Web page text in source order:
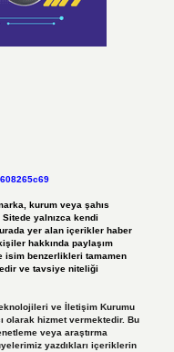
kurum veya şahıs
yalnızca kendi
yer alan içerikler haber
hakkında paylaşım
isim benzerlikleri tamamen
ve tavsiye niteliği
ve İletişim Kurumu
olarak hizmet vermektedir. Bu
veya araştırma
yazdıkları içeriklerin